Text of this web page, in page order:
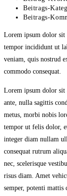
Beitrags-
Beitrags-
Lorem ipsum dolor sit
tempor incididunt ut
veniam, quis nostrud
commodo consequat.
Lorem ipsum dolor sit
ante, nulla sagittis
metus, morbi nobis
tempor ut felis dolor,
integer diam nullam
consequat rutrum
nec, scelerisque
risus diam. Amet
semper, potenti